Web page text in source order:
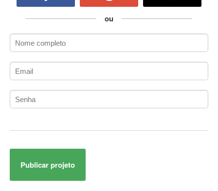
ActiveX Data Objects (ADO)
ADK
Administração Acadêmica
Administração de Artistas e Repertórios
Administração de Banco de Dados
Administração de Redes
Administrador de Sistemas
Adobe After Effects
Adobe AIR
ou
Publicar projeto